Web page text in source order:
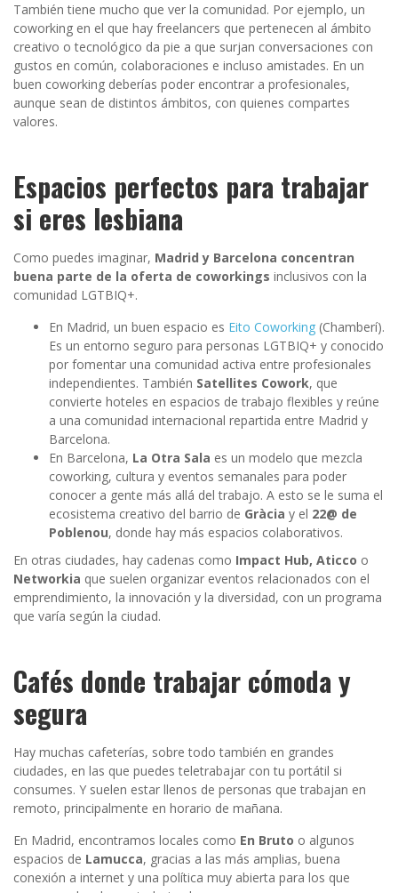
También tiene mucho que ver la comunidad. Por ejemplo, un
coworking en el que hay freelancers que pertenecen al ámbito
creativo o tecnológico da pie a que surjan conversaciones con
gustos en común, colaboraciones e incluso amistades. En un
buen coworking deberías poder encontrar a profesionales,
aunque sean de distintos ámbitos, con quienes compartes
valores.
Espacios perfectos para trabajar
si eres lesbiana
Como puedes imaginar, Madrid y Barcelona concentran
buena parte de la oferta de coworkings inclusivos con la
comunidad LGTBIQ+.
En Madrid, un buen espacio es Eito Coworking (Chamberí).
Es un entorno seguro para personas LGTBIQ+ y conocido
por fomentar una comunidad activa entre profesionales
independientes. También Satellites Cowork, que
convierte hoteles en espacios de trabajo flexibles y reúne
a una comunidad internacional repartida entre Madrid y
Barcelona.
En Barcelona, La Otra Sala es un modelo que mezcla
coworking, cultura y eventos semanales para poder
conocer a gente más allá del trabajo. A esto se le suma el
ecosistema creativo del barrio de Gràcia y el 22@ de
Poblenou, donde hay más espacios colaborativos.
En otras ciudades, hay cadenas como Impact Hub, Aticco o
Networkia que suelen organizar eventos relacionados con el
emprendimiento, la innovación y la diversidad, con un programa
que varía según la ciudad.
Cafés donde trabajar cómoda y
segura
Hay muchas cafeterías, sobre todo también en grandes
ciudades, en las que puedes teletrabajar con tu portátil si
consumes. Y suelen estar llenos de personas que trabajan en
remoto, principalmente en horario de mañana.
En Madrid, encontramos locales como En Bruto o algunos
espacios de Lamucca, gracias a las más amplias, buena
conexión a internet y una política muy abierta para los que